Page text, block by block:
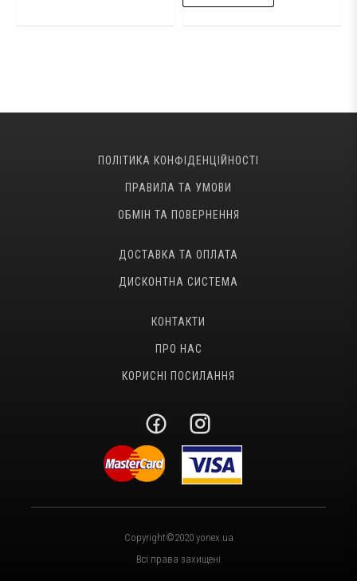
ПОЛІТИКА КОНФІДЕНЦІЙНОСТІ
ПРАВИЛА ТА УМОВИ
ОБМІН ТА ПОВЕРНЕННЯ
ДОСТАВКА ТА ОПЛАТА
ДИСКОНТНА СИСТЕМА
КОНТАКТИ
ПРО НАС
КОРИСНІ ПОСИЛАННЯ
Copyright©2020 yonex.ua
Всі права захищені